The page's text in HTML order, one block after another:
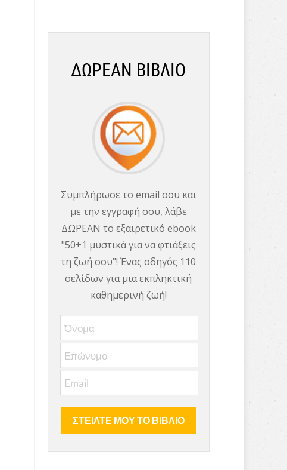
ΔΩΡΕΑΝ ΒΙΒΛΙΟ
Συμπλήρωσε το email σου και
με την εγγραφή σου, λάβε
ΔΩΡΕΑΝ το εξαιρετικό ebook
"50+1 μυστικά για να φτιάξεις
τη ζωή σου"! Ένας οδηγός 110
σελίδων για μια εκπληκτική
καθημερινή ζωή!